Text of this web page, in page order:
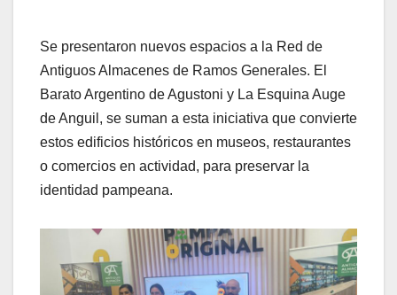
Se presentaron nuevos espacios a la Red de
Antiguos Almacenes de Ramos Generales. El
Barato Argentino de Agustoni y La Esquina Auge
de Anguil, se suman a esta iniciativa que convierte
estos edificios históricos en museos, restaurantes
o comercios en actividad, para preservar la
identidad pampeana.